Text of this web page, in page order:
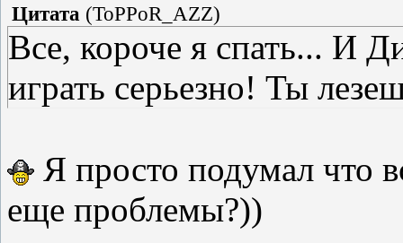
Цитата (ToPPoR_AZZ)
Все, короче я спать... И
играть серьезно! Ты
Я просто подумал что
еще проблемы?))